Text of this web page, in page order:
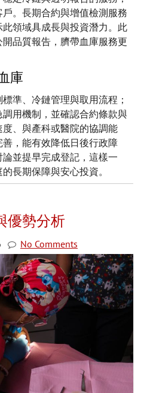
。長期合約與增值檢測服務
領域具成長與投資潛力。此
品質報告，臍帶血庫服務更
庫
準、冷鏈管理與取用流程；
用機制，並確認合約條款與
、與產科或醫院的協調能
，能有效降低日後行政障
並提早完成登記，這樣一
長期保障與安心投資。
優勢分析
No Comments